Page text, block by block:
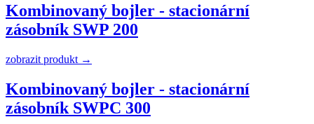
Kombinovaný bojler - stacionární
zásobník SWP 200
zobrazit produkt →
Kombinovaný bojler - stacionární
zásobník SWPC 300